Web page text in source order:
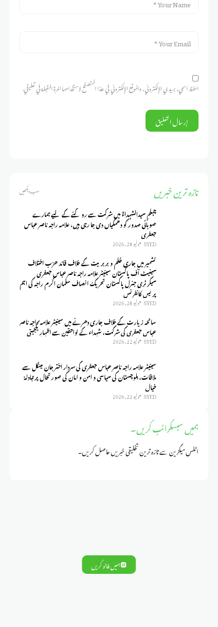
احفظ اسمي، بريدي الإلكتروني، والموقع الإلكتروني في هذا المتصفح لاستخدامها المرة المقبلة في تعليقي.
تازہ ترین خبریں سب دیکھیں
چہلمِ سیدالشہداءؑ میں شرکت سے روکنے کے لیے ہمارے
صوبائی صدور کو دھمکیاں دی جا رہی ہیں، علامہ راجہ ناصر عباس
جعفری
SYED يوليو 28, 2026
کشمیر میں جاری ظلم و بربریت کے خلاف قائد حزب اختلاف
سینیٹ آف پاکستان سینیٹر علامہ راجہ ناصر عباس جعفری
سیکرٹری جنرل پاکستان تحریک انصاف سلمان اکرم راجہ کی اہم
پریس کانفرنس
SYED يوليو 28, 2026
سانحہ زیارت کے خلاف جاری دھرنے میں سینیٹر علامہ راجہ ناصر
عباس جعفری کی شرکت، شہداء کے لواحقین سے اظہارِ یکجہتی
SYED يوليو 22, 2026
سینیٹر علامہ راجہ ناصر عباس جعفری کی سردار اختر جان مینگل سے
ملاقات، بلوچستان کی سیاسی و امن و امان کی صورتحال پر تبادلۂ
خیال
SYED يوليو 22, 2026
ہمیں سبسکرائب کریں۔
اٹلس میگزین سے تازہ ترین تخلیقی خبریں حاصل کریں۔
ہمیں فالو کریں